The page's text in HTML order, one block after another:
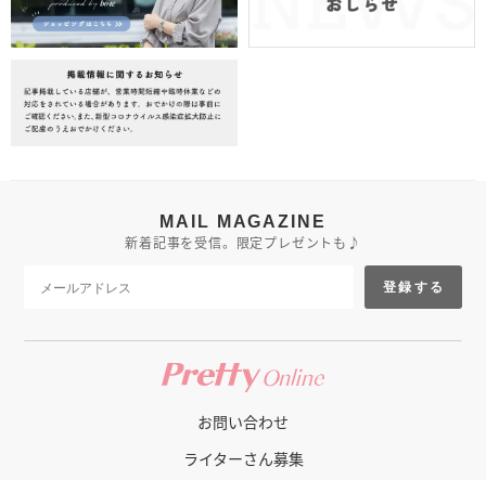
MAIL MAGAZINE
新着記事を受信。限定プレゼントも♪
登録する
お問い合わせ
ライターさん募集